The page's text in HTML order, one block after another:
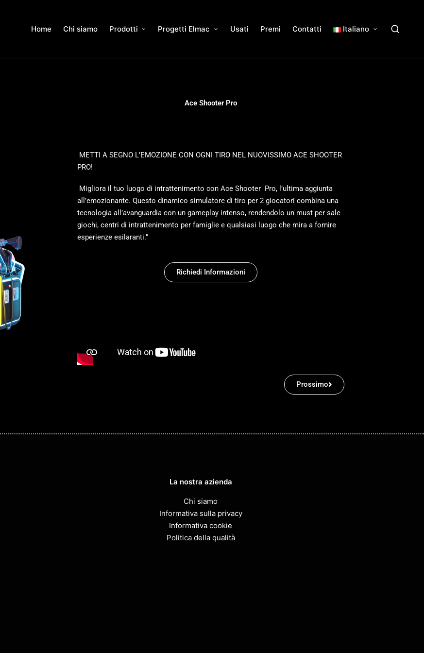
Home Chi siamo Prodotti Progetti Elmac Usati Premi Contatti Italiano
Ace Shooter Pro
METTI A SEGNO L’EMOZIONE CON OGNI TIRO NEL NUOVISSIMO ACE SHOOTER
PRO!
Migliora il tuo luogo di intrattenimento con Ace Shooter Pro, l’ultima aggiunta
all’emozionante. Questo dinamico simulatore di tiro per 2 giocatori combina una
tecnologia all’avanguardia con un gameplay intenso, rendendolo un must per sale
giochi, centri di intrattenimento per famiglie e qualsiasi luogo che mira a fornire
esperienze esilaranti.”
Richiedi Informazioni
Prossimo
La nostra azienda
Chi siamo
Informativa sulla privacy
Informativa cookie
Politica della qualità